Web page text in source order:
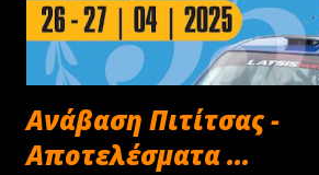
Ανάβαση Πιτίτσας -
Αποτελέσματα ...